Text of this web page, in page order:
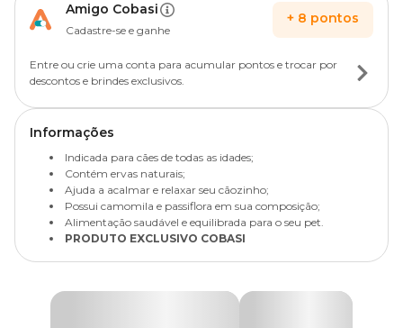
Amigo Cobasi
Cadastre-se e ganhe
+ 8 pontos
Entre ou crie uma conta para acumular pontos e trocar por
descontos e brindes exclusivos.
Informações
Indicada para cães de todas as idades;
Contém ervas naturais;
Ajuda a acalmar e relaxar seu cãozinho;
Possui camomila e passiflora em sua composição;
Alimentação saudável e equilibrada para o seu pet.
PRODUTO EXCLUSIVO COBASI